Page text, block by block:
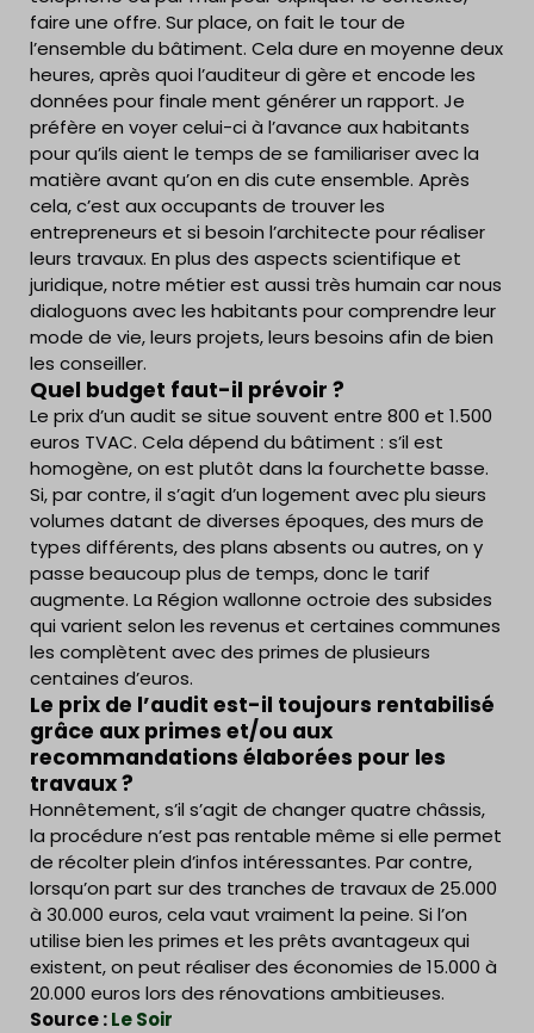
faire une offre. Sur place, on fait le tour de
l’ensemble du bâtiment. Cela dure en moyenne deux
heures, après quoi l’auditeur di gère et encode les
données pour finale ment générer un rapport. Je
préfère en voyer celui-ci à l’avance aux habitants
pour qu’ils aient le temps de se familiariser avec la
matière avant qu’on en dis cute ensemble. Après
cela, c’est aux occupants de trouver les
entrepreneurs et si besoin l’architecte pour réaliser
leurs travaux. En plus des aspects scientifique et
juridique, notre métier est aussi très humain car nous
dialoguons avec les habitants pour comprendre leur
mode de vie, leurs projets, leurs besoins afin de bien
les conseiller.
Quel budget faut-il prévoir ?
Le prix d’un audit se situe souvent entre 800 et 1.500
euros TVAC. Cela dépend du bâtiment : s’il est
homogène, on est plutôt dans la fourchette basse.
Si, par contre, il s’agit d’un logement avec plu sieurs
volumes datant de diverses époques, des murs de
types différents, des plans absents ou autres, on y
passe beaucoup plus de temps, donc le tarif
augmente. La Région wallonne octroie des subsides
qui varient selon les revenus et certaines communes
les complètent avec des primes de plusieurs
centaines d’euros.
Le prix de l’audit est-il toujours rentabilisé
grâce aux primes et/ou aux
recommandations élaborées pour les
travaux ?
Honnêtement, s’il s’agit de changer quatre châssis,
la procédure n’est pas rentable même si elle permet
de récolter plein d’infos intéressantes. Par contre,
lorsqu’on part sur des tranches de travaux de 25.000
à 30.000 euros, cela vaut vraiment la peine. Si l’on
utilise bien les primes et les prêts avantageux qui
existent, on peut réaliser des économies de 15.000 à
20.000 euros lors des rénovations ambitieuses.
Source :Le Soir